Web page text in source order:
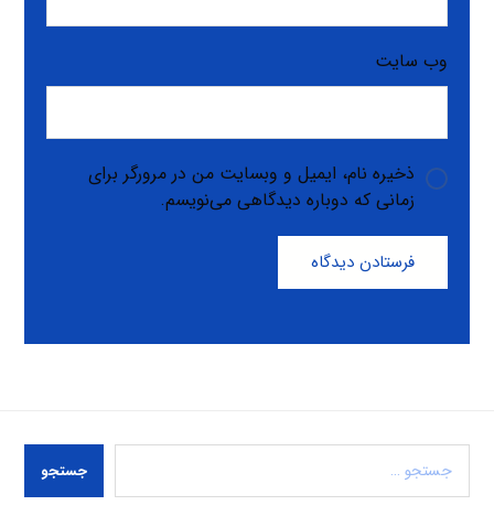
وب‌ سایت
ذخیره نام، ایمیل و وبسایت من در مرورگر برای
زمانی که دوباره دیدگاهی می‌نویسم.
فرستادن دیدگاه
جستجو